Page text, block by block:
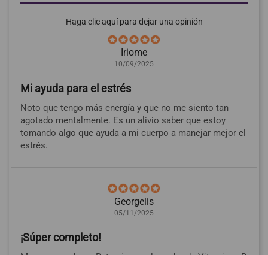
Haga clic aquí para dejar una opinión
Iriome
10/09/2025
Mi ayuda para el estrés
Noto que tengo más energía y que no me siento tan
agotado mentalmente. Es un alivio saber que estoy
tomando algo que ayuda a mi cuerpo a manejar mejor el
estrés.
Georgelis
05/11/2025
¡Súper completo!